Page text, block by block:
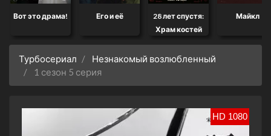
Вот это драма! Его и её
28 лет спустя:
Храм костей
Майкл
Турбосериал
Незнакомый возлюбленный
1 сезон 5 серия
HD 1080